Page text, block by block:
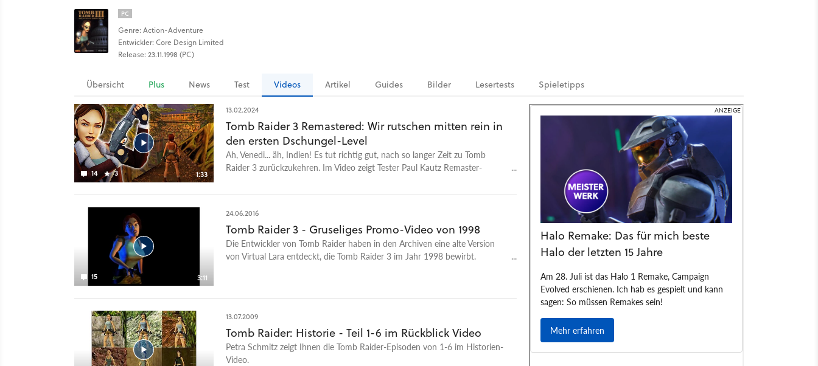
PC
Genre: Action-Adventure
Entwickler: Core Design Limited
Release: 23.11.1998 (PC)
Übersicht Plus News Test Videos Artikel Guides Bilder Lesertests Spieletipps
14 3 1:33
13.02.2024
Tomb Raider 3 Remastered: Wir rutschen mitten rein in
den ersten Dschungel-Level
Ah, Venedi... äh, Indien! Es tut richtig gut, nach so langer Zeit zu Tomb
Raider 3 zurückzukehren. Im Video zeigt Tester Paul Kautz Remaster-
Tomb Raider 1-3 Remastered, die am 14. Februar 2024 (ja, am
X/S/One und Nintendo Switch erscheint. Im Gameplay-Video machen wir
unsere ersten Schritte mit der neuen alten Lara im dritten Teil der
legendären-Action-Adventure-Reihe. Wertung: Bei GameStar Plus gibt's
den Test zu Tomb Raider Remastered Wenn ihr noch besser sehen wollt,
Dafür haben wir den ersten Level des Erstlings im Original von 1996 dem
auch noch, wie das 2007-Remake Tomb Raider: Anniversary den gleichen
Level damals präsentiert hat.
15 3:11
24.06.2016
Tomb Raider 3 - Gruseliges Promo-Video von 1998
Die Entwickler von Tomb Raider haben in den Archiven eine alte Version
von Virtual Lara entdeckt, die Tomb Raider 3 im Jahr 1998 bewirbt.
13.07.2009
Tomb Raider: Historie - Teil 1-6 im Rückblick Video
Petra Schmitz zeigt Ihnen die Tomb Raider-Episoden von 1-6 im Historien-
Video.